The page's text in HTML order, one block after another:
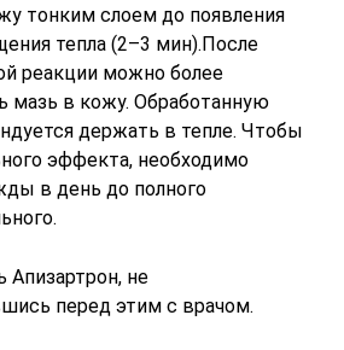
тонким слоем до появления
тепла (2–3 мин).После
реакции можно более
мазь в кожу. Обработанную
держать в тепле. Чтобы
эффекта, необходимо
в день до полного
Апизартрон, не
перед этим с врачом.